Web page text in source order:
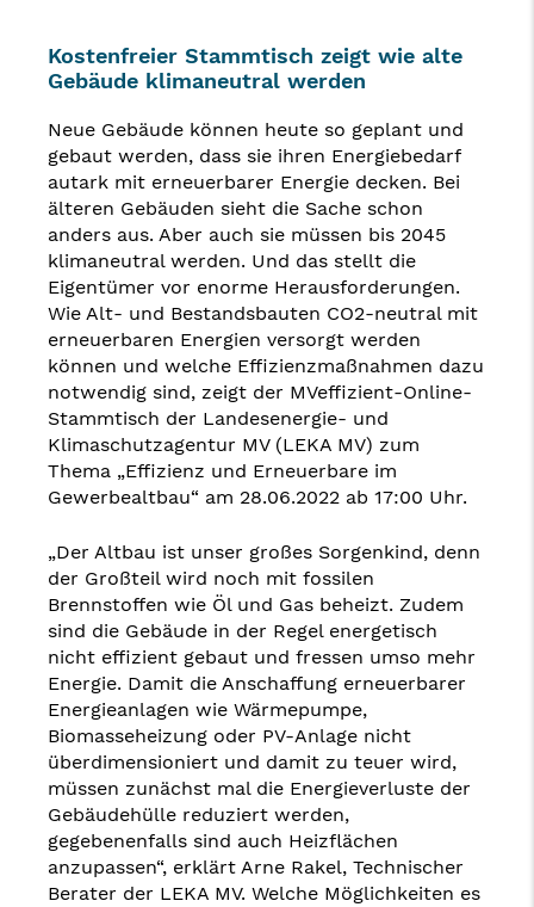
Kostenfreier Stammtisch zeigt wie alte
Gebäude klimaneutral werden
Neue Gebäude können heute so geplant und
gebaut werden, dass sie ihren Energiebedarf
autark mit erneuerbarer Energie decken. Bei
älteren Gebäuden sieht die Sache schon
anders aus. Aber auch sie müssen bis 2045
klimaneutral werden. Und das stellt die
Eigentümer vor enorme Herausforderungen.
Wie Alt- und Bestandsbauten CO2-neutral mit
erneuerbaren Energien versorgt werden
können und welche Effizienzmaßnahmen dazu
notwendig sind, zeigt der MVeffizient-Online-
Stammtisch der Landesenergie- und
Klimaschutzagentur MV (LEKA MV) zum
Thema „Effizienz und Erneuerbare im
Gewerbealtbau“ am 28.06.2022 ab 17:00 Uhr.
„Der Altbau ist unser großes Sorgenkind, denn
der Großteil wird noch mit fossilen
Brennstoffen wie Öl und Gas beheizt. Zudem
sind die Gebäude in der Regel energetisch
nicht effizient gebaut und fressen umso mehr
Energie. Damit die Anschaffung erneuerbarer
Energieanlagen wie Wärmepumpe,
Biomasseheizung oder PV-Anlage nicht
überdimensioniert und damit zu teuer wird,
müssen zunächst mal die Energieverluste der
Gebäudehülle reduziert werden,
gegebenenfalls sind auch Heizflächen
anzupassen“, erklärt Arne Rakel, Technischer
Berater der LEKA MV. Welche Möglichkeiten es